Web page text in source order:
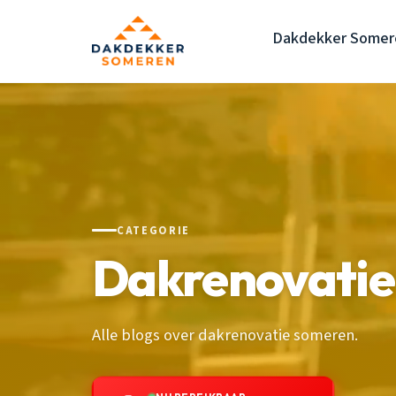
Dakdekker
CATEGORIE
Alle blogs over dakrenovatie someren.